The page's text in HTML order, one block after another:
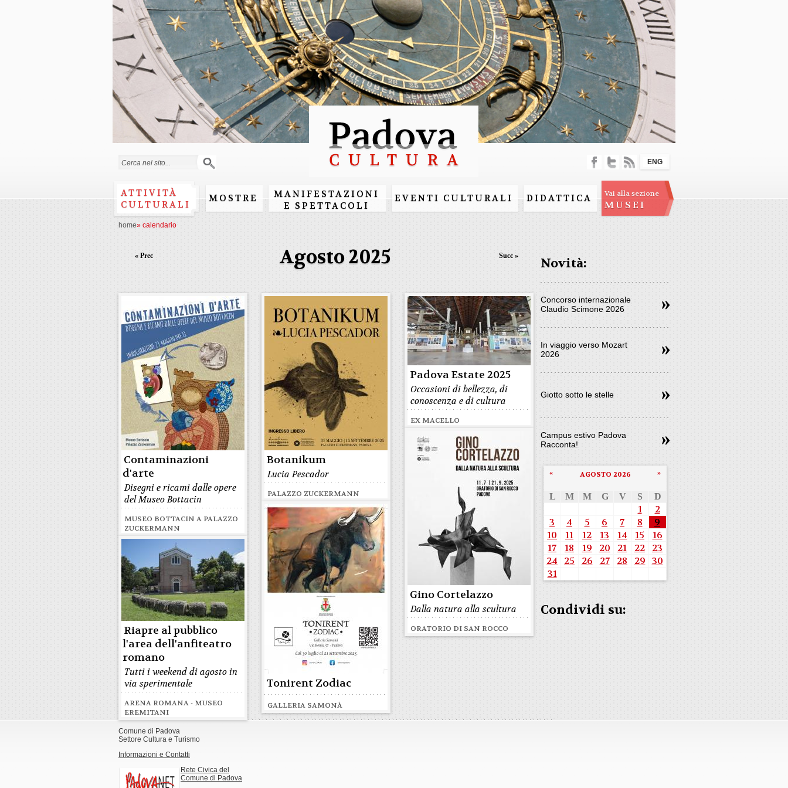
Salta al
contenuto
principale
Form di ricerca
ATTIVITÀ
CULTURALI
MOSTRE
MANIFESTAZIONI
E SPETTACOLI
EVENTI CULTURALI DIDATTICA Vai alla sezione
MUSEI
ENG
home» calendario
Agosto 2025
« Prec Succ »
Contaminazioni
d'arte
Disegni e ricami dalle opere
del Museo Bottacin
MUSEO BOTTACIN A PALAZZO
ZUCKERMANN
Botanikum
Lucia Pescador
PALAZZO ZUCKERMANN
Padova Estate 2025
Occasioni di bellezza, di
conoscenza e di cultura
EX MACELLO
Gino Cortelazzo
Dalla natura alla scultura
ORATORIO DI SAN ROCCO
Tonirent Zodiac
GALLERIA SAMONÀ
Riapre al pubblico
l'area dell'anfiteatro
romano
Tutti i weekend di agosto in
via sperimentale
ARENA ROMANA - MUSEO
EREMITANI
Novità:
Concorso internazionale
Claudio Scimone 2026
In viaggio verso Mozart
2026
Giotto sotto le stelle
Campus estivo Padova
Racconta!
AGOSTO 2026
« »
L M M G V S D
1
2
3
4 5 6 7 8
9
10
11 12 13 14 15
16
17
18 19 20 21 22
23
24
25 26 27 28 29 30
31
Condividi su:
Comune di Padova
Settore Cultura e Turismo
Informazioni e Contatti
Rete Civica del
Comune di Padova